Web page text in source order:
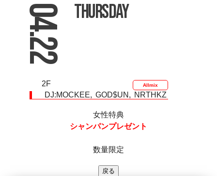
04.22 Thursday
2F Allmix
DJ:MOCKEE GOD$UN NRTHKZ
女性特典
シャンパンプレゼント
数量限定